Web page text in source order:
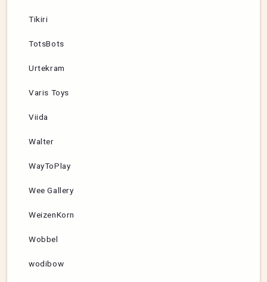
Tikiri
TotsBots
Urtekram
Varis Toys
Viida
Walter
WayToPlay
Wee Gallery
WeizenKorn
Wobbel
wodibow